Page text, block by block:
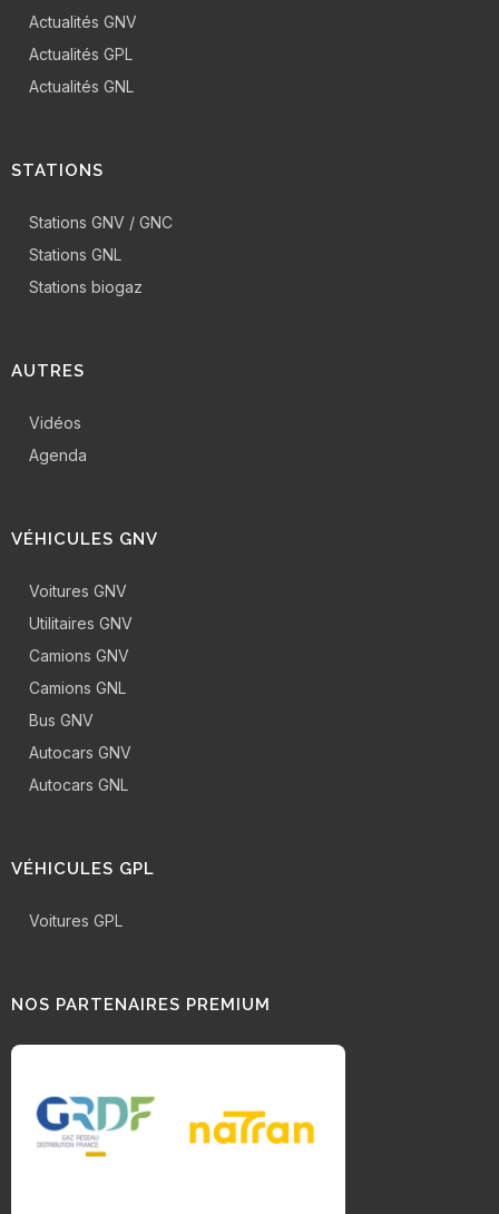
Actualités GNV
Actualités GPL
Actualités GNL
STATIONS
Stations GNV / GNC
Stations GNL
Stations biogaz
AUTRES
Vidéos
Agenda
VÉHICULES GNV
Voitures GNV
Utilitaires GNV
Camions GNV
Camions GNL
Bus GNV
Autocars GNV
Autocars GNL
VÉHICULES GPL
Voitures GPL
NOS PARTENAIRES PREMIUM